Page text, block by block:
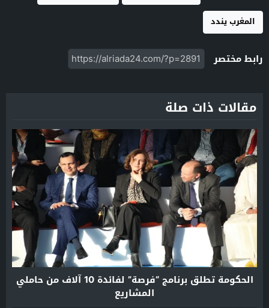
المغرب يندد
رابط مختصر
مقالات ذات صلة
الحكومة تطلق برنامج “فرصة” لفائدة 10 آلاف من حاملي
المشاريع